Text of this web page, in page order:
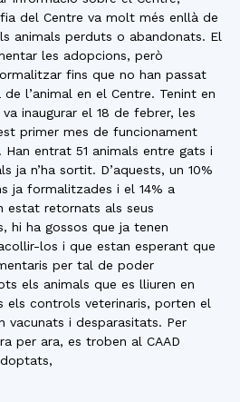
del Centre va molt més enllà de
animals perduts o abandonats. El
les adopcions, però
fins que no han passat
l’animal en el Centre. Tenint en
inaugurar el 18 de febrer, les
primer mes de funcionament
entrat 51 animals entre gats i
ja n’ha sortit. D’aquests, un 10%
ja formalitzades i el 14% a
estat retornats als seus
hi ha gossos que ja tenen
los i que estan esperant que
per tal de poder
els animals que es lliuren en
els controls veterinaris, porten el
vacunats i desparasitats. Per
per ara, es troben al CAAD